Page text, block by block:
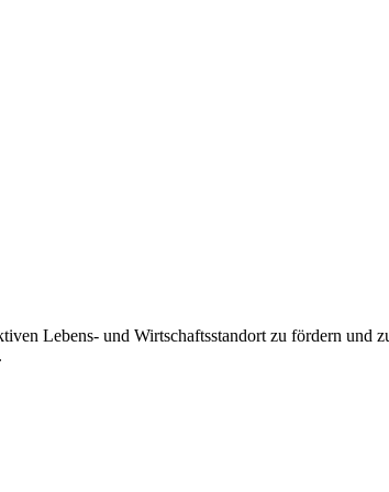
Lebens- und Wirtschaftsstandort zu fördern und